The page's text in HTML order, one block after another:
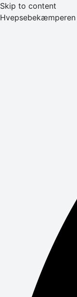
Skip to content
Hvepsebekæmperen